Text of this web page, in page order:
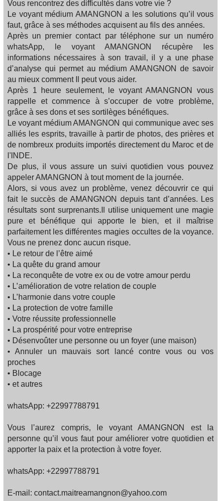
Vous rencontrez des difficultés dans votre vie ?
Le voyant médium AMANGNON a les solutions qu’il vous
faut, grâce à ses méthodes acquisent au fils des années.
Après un premier contact par téléphone sur un numéro
whatsApp, le voyant AMANGNON récupère les
informations nécessaires à son travail, il y a une phase
d’analyse qui permet au médium AMANGNON de savoir
au mieux comment Il peut vous aider.
Après 1 heure seulement, le voyant AMANGNON vous
rappelle et commence à s’occuper de votre problème,
grâce à ses dons et ses sortilèges bénéfiques.
Le voyant médium AMANGNON qui communique avec ses
alliés les esprits, travaille à partir de photos, des prières et
de nombreux produits importés directement du Maroc et de
l'INDE.
De plus, il vous assure un suivi quotidien vous pouvez
appeler AMANGNON à tout moment de la journée.
Alors, si vous avez un problème, venez découvrir ce qui
fait le succès de AMANGNON depuis tant d’années. Les
résultats sont surprenants.Il utilise uniquement une magie
pure et bénéfique qui apporte le bien, et il maîtrise
parfaitement les différentes magies occultes de la voyance.
Vous ne prenez donc aucun risque.
• Le retour de l’être aimé
• La quête du grand amour
• La reconquête de votre ex ou de votre amour perdu
• L’amélioration de votre relation de couple
• L’harmonie dans votre couple
• La protection de votre famille
• Votre réussite professionnelle
• La prospérité pour votre entreprise
• Désenvoûter une personne ou un foyer (une maison)
• Annuler un mauvais sort lancé contre vous ou vos
proches
• Blocage
• et autres
whatsApp: +22997788791
Vous l’aurez compris, le voyant AMANGNON est la
personne qu’il vous faut pour améliorer votre quotidien et
apporter la paix et la protection à votre foyer.
whatsApp: +22997788791
E-mail: contact.maitreamangnon@yahoo.com